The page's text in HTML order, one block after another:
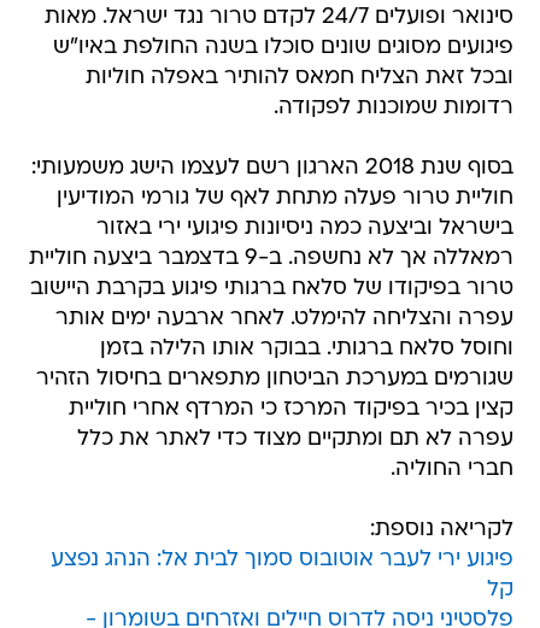
סינואר ופועלים 24/7 לקדם טרור נגד ישראל. מאות
פיגועים מסוגים שונים סוכלו בשנה החולפת באיו"ש
ובכל זאת הצליח חמאס להותיר באפלה חוליות
רדומות שמוכנות לפקודה.
בסוף שנת 2018 הארגון רשם לעצמו הישג משמעותי:
חוליית טרור פעלה מתחת לאף של גורמי המודיעין
בישראל וביצעה כמה ניסיונות פיגועי ירי באזור
רמאללה אך לא נחשפה. ב-9 בדצמבר ביצעה חוליית
טרור בפיקודו של סלאח ברגותי פיגוע בקרבת היישוב
עפרה והצליחה להימלט. לאחר ארבעה ימים אותר
וחוסל סלאח ברגותי. בבוקר אותו הלילה בזמן
שגורמים במערכת הביטחון מתפארים בחיסול הזהיר
קצין בכיר בפיקוד המרכז כי המרדף אחרי חוליית
עפרה לא תם ומתקיים מצוד כדי לאתר את כלל
חברי החוליה.
לקריאה נוספת:
פיגוע ירי לעבר אוטובוס סמוך לבית אל: הנהג נפצע
קל
פלסטיני ניסה לדרוס חיילים ואזרחים בשומרון -